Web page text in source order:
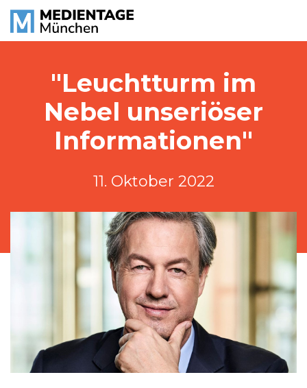
"Leuchtturm im
Nebel unseriöser
Informationen"
11. Oktober 2022